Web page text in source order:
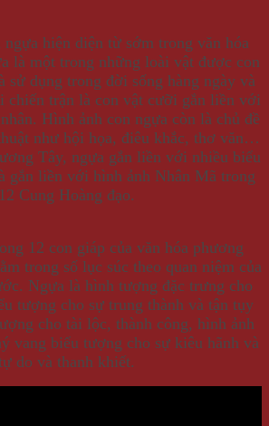
hiện diện từ sớm trong văn hóa
là một trong những loài vật được con
sử dụng trong đời sống hàng ngày và
chiến trận là con vật cưỡi gắn liền với
Hình ảnh con ngựa còn là chủ đề
như hội họa, điêu khắc, thơ văn…
Tây, ngựa gắn liền với nhiều biểu
gắn liền với hình ảnh Nhân Mã trong
12 Cung Hoàng đạo.
12 con giáp của văn hóa phương
trong số lục súc theo quan niệm của
Ngựa là hình tượng đặc trưng cho
tượng cho sự trung thành và tận tụy
cho tài lộc, thành công, hình ảnh
vang biểu tượng cho sự kiêu hãnh và
do và thanh khiết.